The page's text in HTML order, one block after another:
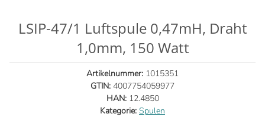
LSIP-47/1 Luftspule 0,47mH, Draht
1,0mm, 150 Watt
Artikelnummer: 1015351
GTIN: 4007754059977
HAN: 12.4850
Kategorie: Spulen